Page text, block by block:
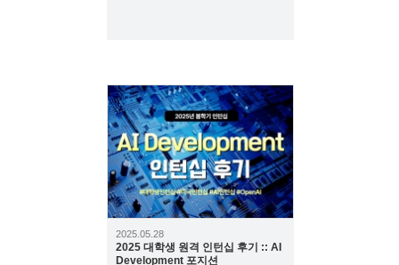
418
2025.05.28
2025 대학생 원격 인턴십 후기 :: AI
Development 포지션